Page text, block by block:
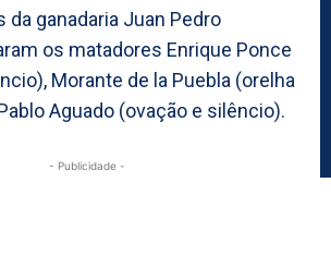
da ganadaria Juan Pedro
os matadores Enrique Ponce
Morante de la Puebla (orelha
Aguado (ovação e silêncio).
- Publicidade -